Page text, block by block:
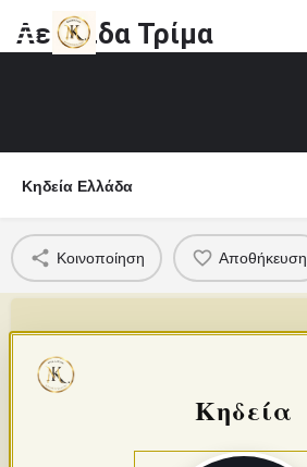
Λεωνίδα Τρίμα
Κηδεία Ελλάδα
Κοινοποίηση Αποθήκευση
Κηδεία